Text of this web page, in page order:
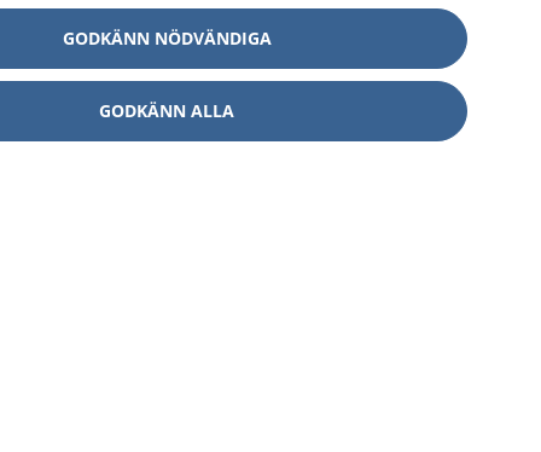
GODKÄNN NÖDVÄNDIGA
GODKÄNN ALLA